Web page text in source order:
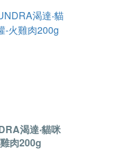
渴達‧貓咪
肉200g